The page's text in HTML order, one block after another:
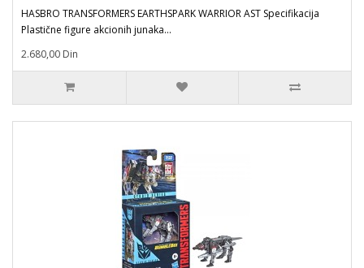
HASBRO TRANSFORMERS EARTHSPARK WARRIOR AST Specifikacija
Plastične figure akcionih junaka...
2.680,00 Din